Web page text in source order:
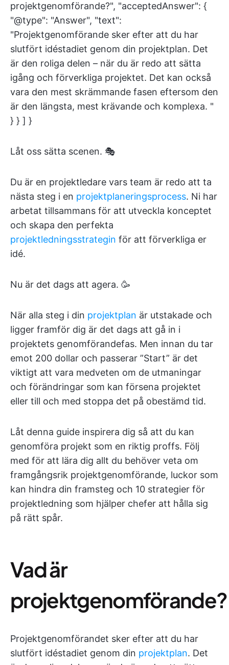
projektgenomförande?", "acceptedAnswer": {
"@type": "Answer", "text":
"Projektgenomförande sker efter att du har
slutfört idéstadiet genom din projektplan. Det
är den roliga delen – när du är redo att sätta
igång och förverkliga projektet. Det kan också
vara den mest skrämmande fasen eftersom den
är den längsta, mest krävande och komplexa. "
} } ] }
Låt oss sätta scenen. 🎭
Du är en projektledare vars team är redo att ta
nästa steg i en projektplaneringsprocess. Ni har
arbetat tillsammans för att utveckla konceptet
och skapa den perfekta
projektledningsstrategin för att förverkliga er
idé.
Nu är det dags att agera. 🥳
När alla steg i din projektplan är utstakade och
ligger framför dig är det dags att gå in i
projektets genomförandefas. Men innan du tar
emot 200 dollar och passerar ”Start” är det
viktigt att vara medveten om de utmaningar
och förändringar som kan försena projektet
eller till och med stoppa det på obestämd tid.
Låt denna guide inspirera dig så att du kan
genomföra projekt som en riktig proffs. Följ
med för att lära dig allt du behöver veta om
framgångsrik projektgenomförande, luckor som
kan hindra din framsteg och 10 strategier för
projektledning som hjälper chefer att hålla sig
på rätt spår.
Vad är
projektgenomförande?
Projektgenomförandet sker efter att du har
slutfört idéstadiet genom din projektplan. Det